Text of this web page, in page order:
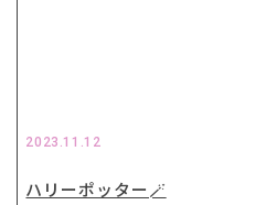
2023.11.12
ハリーポッター🪄